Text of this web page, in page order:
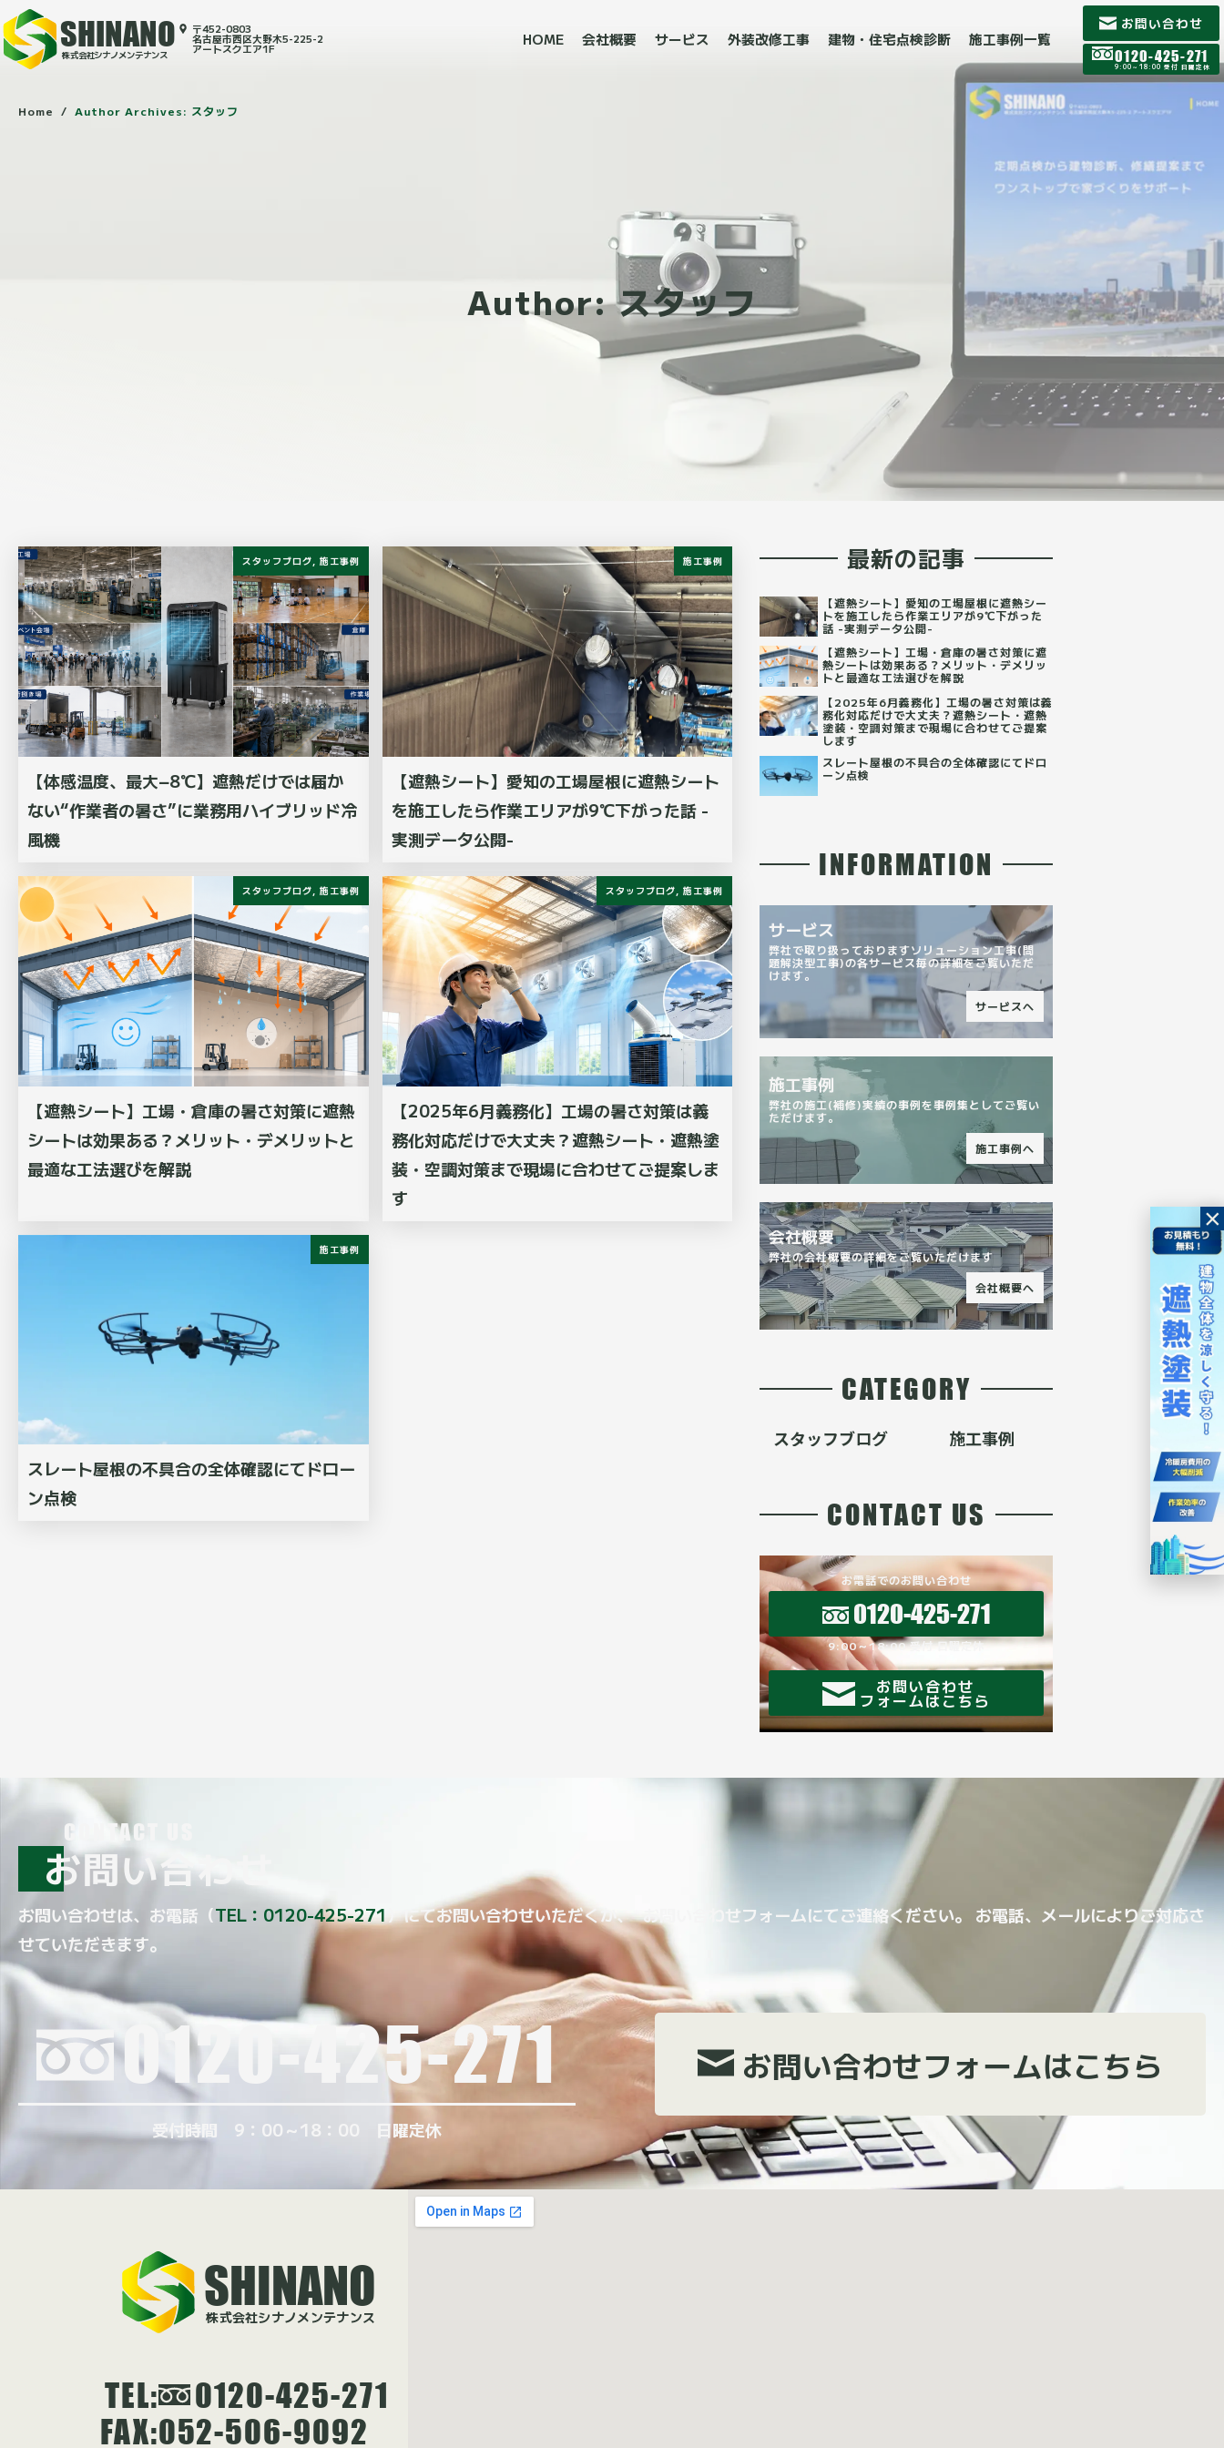
SHINANO
株式会社シナノメンテナンス
〒452-0803
名古屋市西区大野木5-225-2
アートスクエア1F
HOME 会社概要 サービス 外装改修工事 建物・住宅点検診断 施工事例一覧
お問い合わせ
0120-425-271
9:00～18:00 受付 日曜定休
Home Author Archives: スタッフ
Author:スタッフ
スタッフブログ, 施工事例
【体感温度、最大−8℃】遮熱だけでは届か
ない“作業者の暑さ”に業務用ハイブリッド冷
風機
施工事例
【遮熱シート】愛知の工場屋根に遮熱シート
を施工したら作業エリアが9℃下がった話 -
実測データ公開-
スタッフブログ 施工事例
【遮熱シート】工場・倉庫の暑さ対策に遮熱
シートは効果ある？メリット・デメリットと
最適な工法選びを解説
スタッフブログ ,施工事例
【2025年6月義務化】工場の暑さ対策は義
務化対応だけで大丈夫？遮熱シート・遮熱塗
装・空調対策まで現場に合わせてご提案しま
す
施工事例
スレート屋根の不具合の全体確認にてドロー
ン点検
最新の記事
【遮熱シート】愛知の工場屋根に遮熱シー
トを施工したら作業エリアが9℃下がった
話 -実測データ公開-
【遮熱シート】工場・倉庫の暑さ対策に遮
熱シートは効果ある？メリット・デメリッ
トと最適な工法選びを解説
【2025年6月義務化】工場の暑さ対策は義
務化対応だけで大丈夫？遮熱シート・遮熱
塗装・空調対策まで現場に合わせてご提案
します
スレート屋根の不具合の全体確認にてドロ
ーン点検
INFORMATION
サービス
弊社で取り扱っておりますソリューション工事(問
題解決型工事)の各サービス毎の詳細をご覧いただ
けます。
サービスへ
施工事例
弊社の施工(補修)実績の事例を事例集としてご覧い
ただけます。
施工事例へ
会社概要
弊社の会社概要の詳細をご覧いただけます
会社概要へ
CATEGORY
スタッフブログ 施工事例
CONTACT US
お電話でのお問い合わせ
0120-425-271
9:00～18:00 受付 日曜定休
お問い合わせ
フォームはこちら
CONTACT US
お問い合わせ
お問い合わせは、お電話（TEL：0120-425-271）にてお問い合わせいただくか、 お問い合わせフォームにてご連絡ください。 お電話、メールによりご対応さ
せていただきます。
0120-425-271
受付時間 9：00～18：00 日曜定休
お問い合わせフォームはこちら
SHINANO
株式会社シナノメンテナンス
TEL:
0120-425-271
FAX:052-506-9092
×